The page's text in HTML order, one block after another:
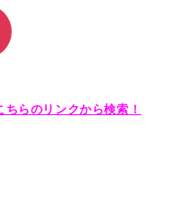
ちらのリンクから検索！